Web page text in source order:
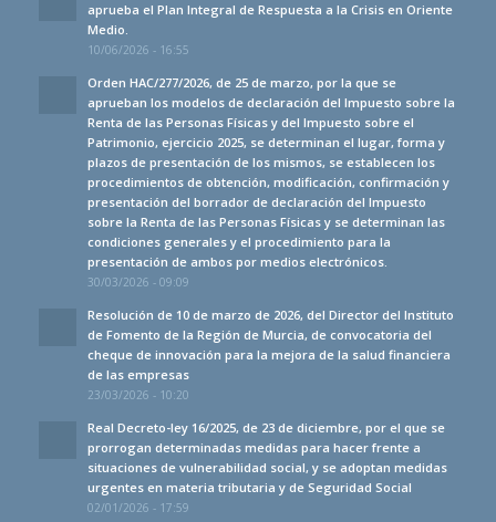
aprueba el Plan Integral de Respuesta a la Crisis en Oriente
Medio.
10/06/2026 - 16:55
Orden HAC/277/2026, de 25 de marzo, por la que se
aprueban los modelos de declaración del Impuesto sobre la
Renta de las Personas Físicas y del Impuesto sobre el
Patrimonio, ejercicio 2025, se determinan el lugar, forma y
plazos de presentación de los mismos, se establecen los
procedimientos de obtención, modificación, confirmación y
presentación del borrador de declaración del Impuesto
sobre la Renta de las Personas Físicas y se determinan las
condiciones generales y el procedimiento para la
presentación de ambos por medios electrónicos.
30/03/2026 - 09:09
Resolución de 10 de marzo de 2026, del Director del Instituto
de Fomento de la Región de Murcia, de convocatoria del
cheque de innovación para la mejora de la salud financiera
de las empresas
23/03/2026 - 10:20
Real Decreto-ley 16/2025, de 23 de diciembre, por el que se
prorrogan determinadas medidas para hacer frente a
situaciones de vulnerabilidad social, y se adoptan medidas
urgentes en materia tributaria y de Seguridad Social
02/01/2026 - 17:59